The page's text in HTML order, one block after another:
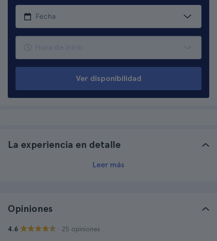
Ver disponibilidad
La experiencia en detalle
Leer más
Opiniones
4.6 · 25 opiniones